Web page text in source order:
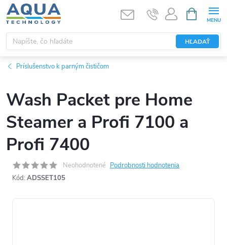
Prejsť
na
obsah
HĽADAŤ
KOŠÍK
Príslušenstvo k parným čističom
Wash Packet pre Home
Steamer a Profi 7100 a
Profi 7400
Neohodnotené Podrobnosti hodnotenia
Kód: ADSSET105